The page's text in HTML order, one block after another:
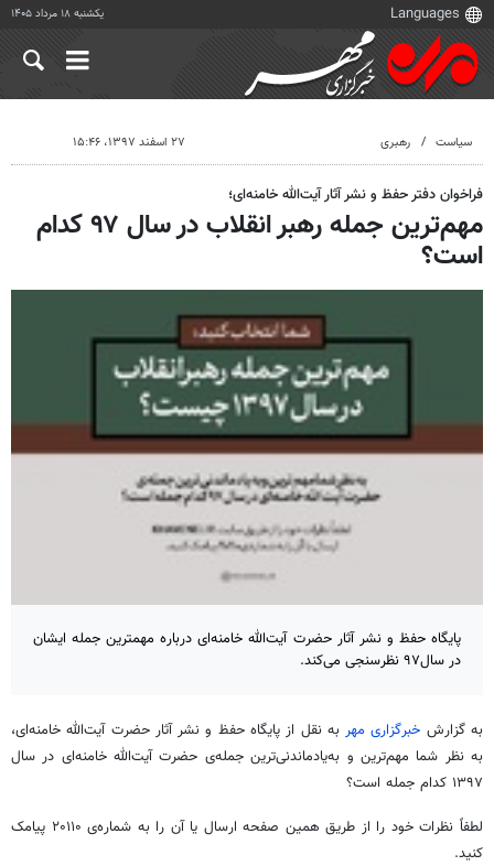
یکشنبه ۱۸ مرداد ۱۴۰۵
سیاست رهبری ۲۷ اسفند ۱۳۹۷، ۱۵:۴۶
فراخوان دفتر حفظ و نشر آثار آیت‌الله خامنه‌ای؛
مهم‌ترین جمله‌ رهبر انقلاب در سال ۹۷ کدام
است؟
پایگاه حفظ و نشر آثار حضرت آیت‌الله خامنه‌ای درباره مهمترین جمله ایشان
در سال۹۷ نظرسنجی می‌کند.
به گزارش خبرگزاری مهر به نقل از پایگاه حفظ و نشر آثار حضرت آیت‌الله خامنه‌ای،
به نظر شما مهم‌ترین و به‌یادماندنی‌ترین جمله‌ی حضرت آیت‌الله خامنه‌ای در سال
۱۳۹۷ کدام جمله است؟
لطفاً نظرات خود را از طریق همین صفحه ارسال یا آن را به شماره‌ی ۲۰۱۱۰ پیامک
کنید.